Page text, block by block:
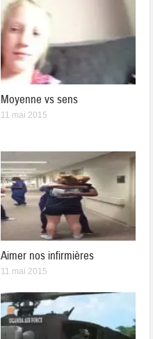
Moyenne vs sens
11 mai 2015
Aimer nos infirmières
11 mai 2015